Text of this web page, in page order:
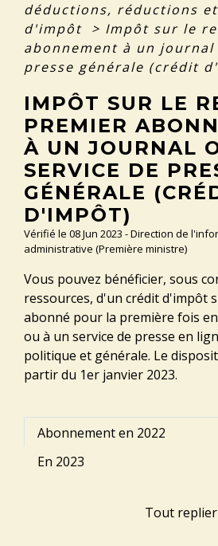
déductions, réductions
d'impôt > Impôt sur le
abonnement à un journal
presse générale (crédit
IMPÔT SUR LE
PREMIER
À UN JOURNAL
SERVICE DE
GÉNÉRALE
D'IMPÔT)
Vérifié le 08 Jun 2023 - Direction de
administrative (Première ministre)
Vous pouvez bénéficier, sous
ressources, d'un crédit d'impôt
abonné pour la première fois
ou à un service de presse en
politique et générale. Le
partir du 1er janvier 2023.
Abonnement en 2022
En 2023
Tout replier